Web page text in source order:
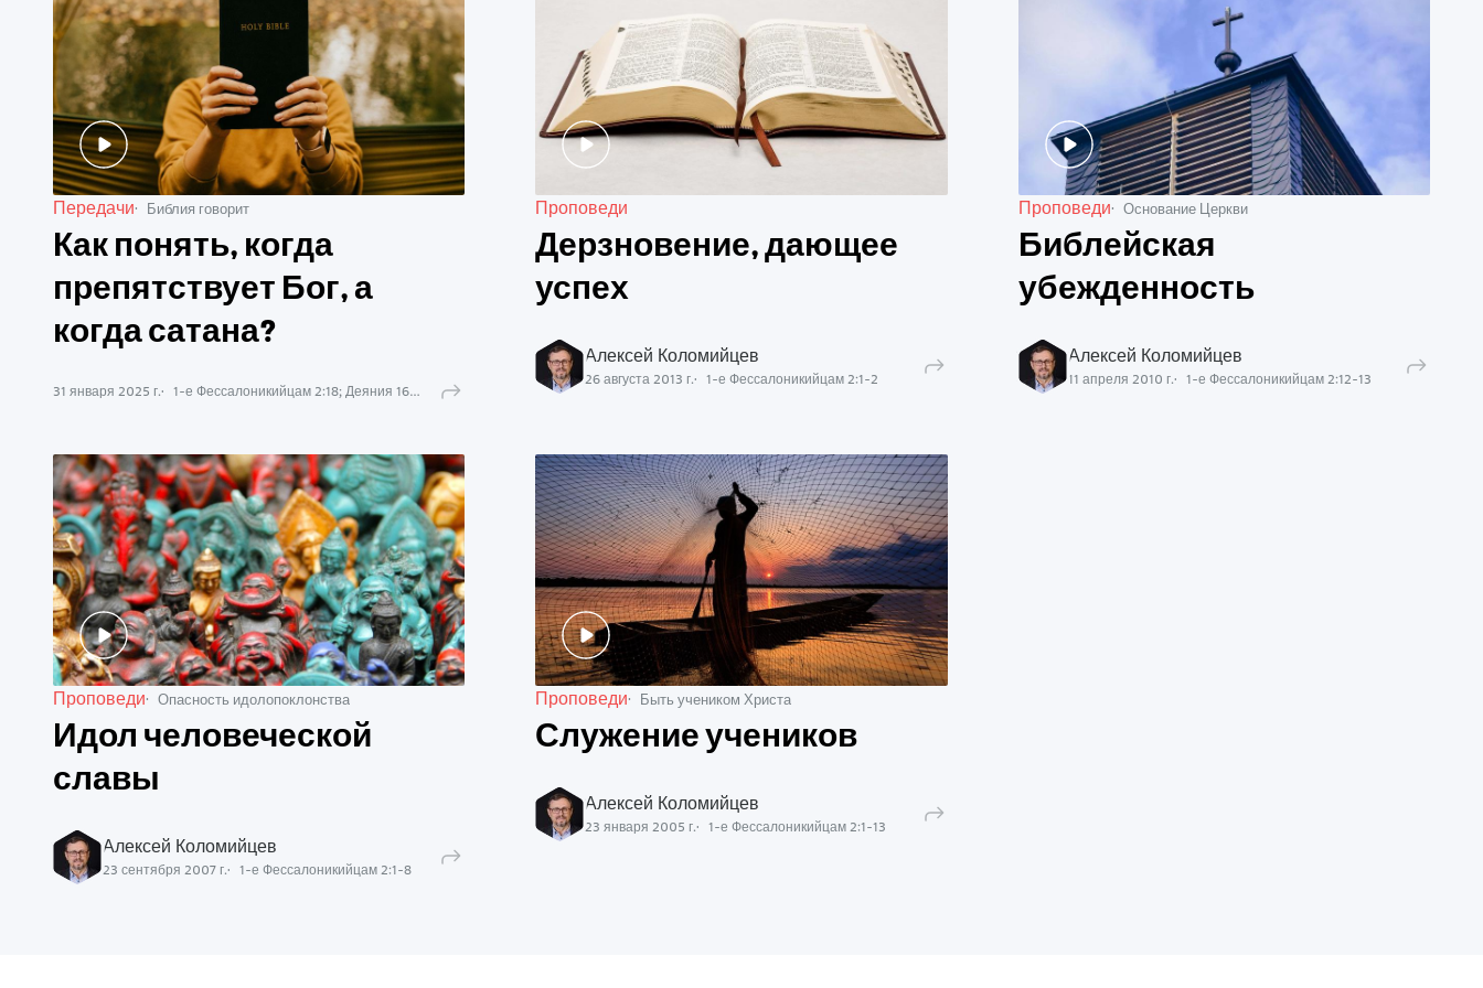
Передачи Библия говорит
Как понять, когда
препятствует Бог, а
когда сатана?
31 января 2025 г. 1-е Фессалоникийцам 2:18; Деяния 16:6
Проповеди
Дерзновение, дающее
успех
Алексей Коломийцев
26 августа 2013 г. 1-е Фессалоникийцам 2:1-2
Проповеди Основание Церкви
Библейская
убежденность
Алексей Коломийцев
11 апреля 2010 г. 1-е Фессалоникийцам 2:12-13
Проповеди Опасность идолопоклонства
Идол человеческой
славы
Алексей Коломийцев
23 сентября 2007 г. 1-е Фессалоникийцам 2:1-8
Проповеди Быть учеником Христа
Служение учеников
Алексей Коломийцев
23 января 2005 г. 1-е Фессалоникийцам 2:1-13